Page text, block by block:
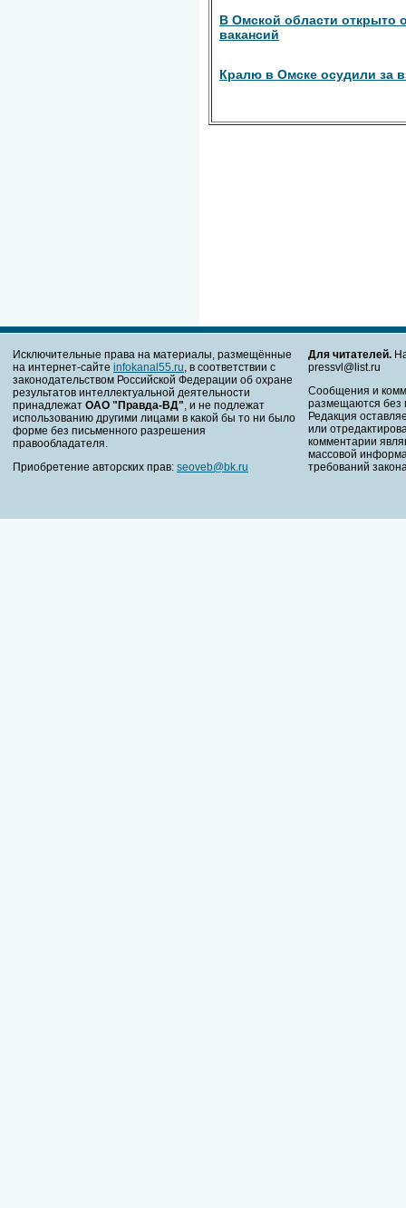
В Омской области открыто
вакансий
Кралю в Омске осудили за
Исключительные права на материалы, размещённые
на интернет-сайте infokanal55.ru , в соответствии с
законодательством Российской Федерации об охране
результатов интеллектуальной деятельности
принадлежат ОАО "Правда-ВД" , и не подлежат
использованию другими лицами в какой бы то ни было
форме без письменного разрешения
правообладателя.
Приобретение авторских прав: seoveb@bk.ru
Для читателей.
pressvl@list.ru
Сообщения и
размещаются без
Редакция
или
комментарии
массовой
требований